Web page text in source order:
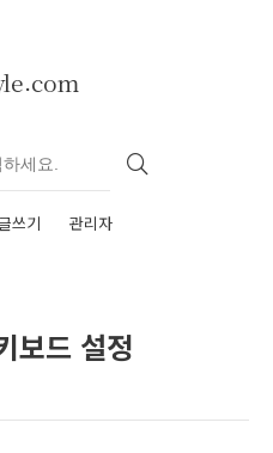
쓰기 관리자
보드 설정